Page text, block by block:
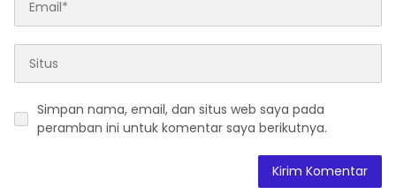
Simpan nama, email, dan situs web saya pada
peramban ini untuk komentar saya berikutnya.